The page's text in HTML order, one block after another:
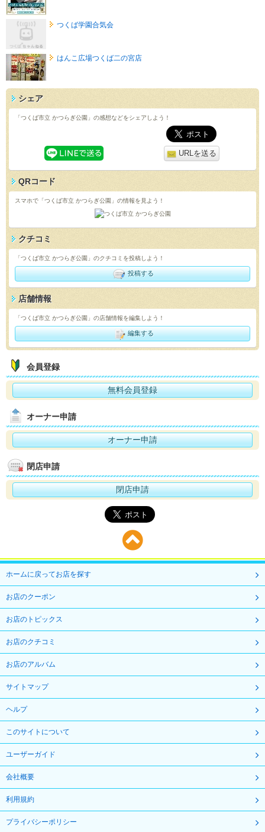
つくば学園合気会
はんこ広場つくば二の宮店
シェア
「つくば市立 かつらぎ公園」の感想などをシェアしよう！
URLを送る
QRコード
スマホで「つくば市立 かつらぎ公園」の情報を見よう！
クチコミ
「つくば市立 かつらぎ公園」のクチコミを投稿しよう！
投稿する
店舗情報
「つくば市立 かつらぎ公園」の店舗情報を編集しよう！
編集する
会員登録
無料会員登録
オーナー申請
オーナー申請
閉店申請
閉店申請
ホームに戻ってお店を探す
お店のクーポン
お店のトピックス
お店のクチコミ
お店のアルバム
サイトマップ
ヘルプ
このサイトについて
ユーザーガイド
会社概要
利用規約
プライバシーポリシー